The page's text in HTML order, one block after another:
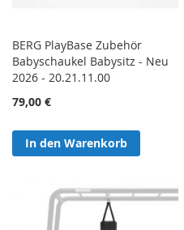
BERG PlayBase Zubehör
Babyschaukel Babysitz - Neu
2026 - 20.21.11.00
79,00 €
In den Warenkorb